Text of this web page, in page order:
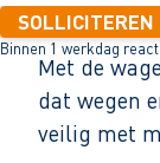
SOLLICITEREN
Binnen 1 werkdag
Met de
dat wegen
veilig met